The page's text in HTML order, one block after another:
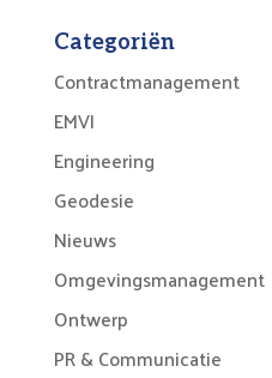
Categoriën
Contractmanagement
EMVI
Engineering
Geodesie
Nieuws
Omgevingsmanagement
Ontwerp
PR & Communicatie